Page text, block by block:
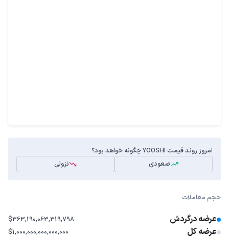
امروز روند قیمت YOOSHI چگونه خواهد بود؟
صعودی
نزولی
حجم معاملات
عرضه درگردش $363,190,063,319,798
عرضه کل $1,000,000,000,000,000